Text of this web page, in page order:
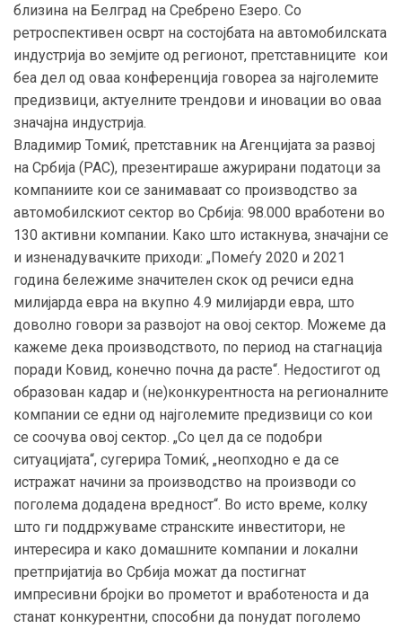
близина на Белград на Сребрено Езеро. Со
ретроспективен осврт на состојбата на автомобилската
индустрија во земјите од регионот, претставниците кои
беа дел од оваа конференција говореа за најголемите
предизвици, актуелните трендови и иновации во оваа
значајна индустрија.
Владимир Томиќ, претставник на Агенцијата за развој
на Србија (РАС), презентираше ажурирани податоци за
компаниите кои се занимаваат со производство за
автомобилскиот сектор во Србија: 98.000 вработени во
130 активни компании. Како што истакнува, значајни се
и изненадувачките приходи: „Помеѓу 2020 и 2021
година бележиме значителен скок од речиси една
милијарда евра на вкупно 4.9 милијарди евра, што
доволно говори за развојот на овој сектор. Можеме да
кажеме дека производството, по период на стагнација
поради Ковид, конечно почна да расте“. Недостигот од
образован кадар и (не)конкурентноста на регионалните
компании се едни од најголемите предизвици со кои
се соочува овој сектор. „Со цел да се подобри
ситуацијата“, сугерира Томиќ, „неопходно е да се
истражат начини за производство на производи со
поголема додадена вредност“. Во исто време, колку
што ги поддржуваме странските инвеститори, не
интересира и како домашните компании и локални
претпријатија во Србија можат да постигнат
импресивни бројки во прометот и вработеноста и да
станат конкурентни, способни да понудат поголемо